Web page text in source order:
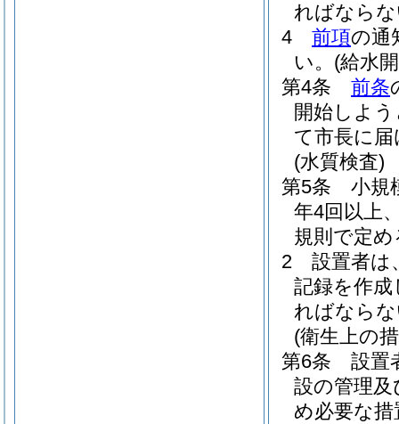
ればなら
4
前項の通
い。 (給水
第4条
前条
開始しよ
て市長に
(水質検査)
第5条
小規
年4回以上
規則で定
2
設置者は
記録を作
ればなら
(衛生上の
第6条
設置
設の管理
め必要な